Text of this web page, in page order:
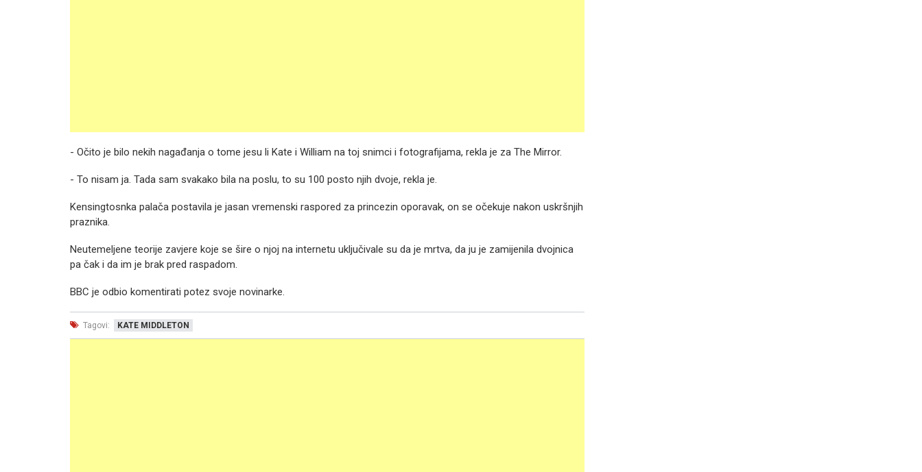
- Očito je bilo nekih nagađanja o tome jesu li Kate i William na toj snimci i fotografijama, rekla je za The Mirror.
- To nisam ja. Tada sam svakako bila na poslu, to su 100 posto njih dvoje, rekla je.
Kensingtosnka palača postavila je jasan vremenski raspored za princezin oporavak, on se očekuje nakon uskršnjih
praznika.
Neutemeljene teorije zavjere koje se šire o njoj na internetu uključivale su da je mrtva, da ju je zamijenila dvojnica
pa čak i da im je brak pred raspadom.
BBC je odbio komentirati potez svoje novinarke.
Tagovi: KATE MIDDLETON